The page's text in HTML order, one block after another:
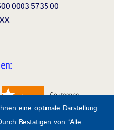
eine optimale Darstellung
Bestätigen von “Alle
0003 573500